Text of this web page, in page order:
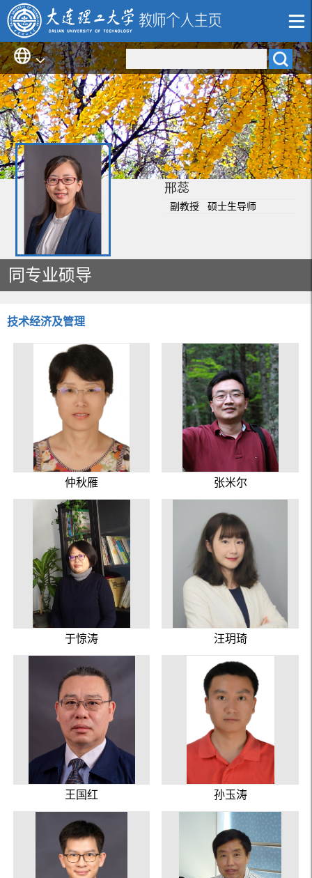
邢蕊
副教授 硕士生导师
同专业硕导
技术经济及管理
仲秋雁 张米尔
于惊涛 汪玥琦
王国红 孙玉涛